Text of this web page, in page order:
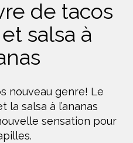
de tacos
salsa à
nouveau genre! Le
la salsa à l’ananas
sensation pour